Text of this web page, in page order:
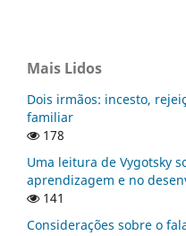
Mais Lidos
Dois irmãos: incesto,
familiar
178
Uma leitura de Vygotsky
aprendizagem e no
141
Considerações sobre o